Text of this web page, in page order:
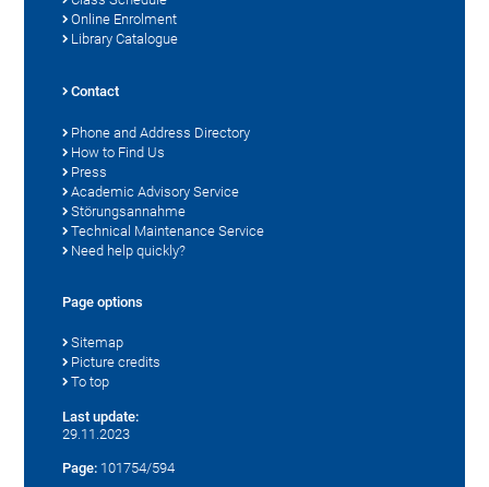
Online Enrolment
Library Catalogue
Contact
Phone and Address Directory
How to Find Us
Press
Academic Advisory Service
Störungsannahme
Technical Maintenance Service
Need help quickly?
Page options
Sitemap
Picture credits
To top
Last update:
29.11.2023
Page: 101754/594